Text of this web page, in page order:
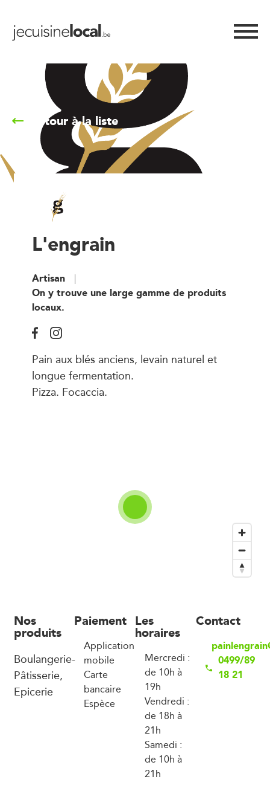
Retour à la liste
L'engrain
Artisan
On y trouve une large gamme de produits
locaux.
Pain aux blés anciens, levain naturel et
longue fermentation.
Pizza. Focaccia.
Nos
produits
Boulangerie-
Pâtisserie,
Epicerie
Paiement
Application
mobile
Carte
bancaire
Espèce
Les
horaires
Mercredi :
de 10h à
19h
Vendredi :
de 18h à
21h
Samedi :
de 10h à
21h
Contact
0499/89
18 21